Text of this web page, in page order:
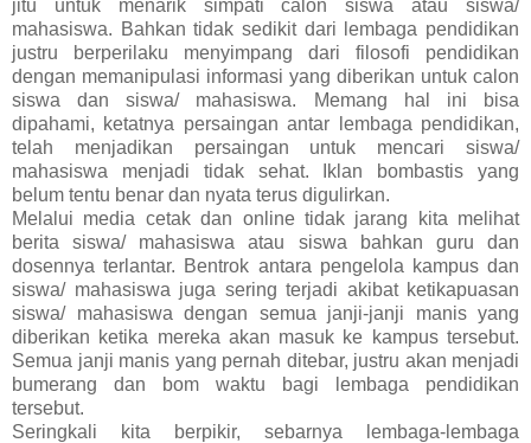
jitu untuk menarik simpati calon siswa atau siswa/
mahasiswa. Bahkan tidak sedikit dari lembaga pendidikan
justru berperilaku menyimpang dari filosofi pendidikan
dengan memanipulasi informasi yang diberikan untuk calon
siswa dan siswa/ mahasiswa. Memang hal ini bisa
dipahami, ketatnya persaingan antar lembaga pendidikan,
telah menjadikan persaingan untuk mencari siswa/
mahasiswa menjadi tidak sehat. Iklan bombastis yang
belum tentu benar dan nyata terus digulirkan.
Melalui media cetak dan online tidak jarang kita melihat
berita siswa/ mahasiswa atau siswa bahkan guru dan
dosennya terlantar. Bentrok antara pengelola kampus dan
siswa/ mahasiswa juga sering terjadi akibat ketikapuasan
siswa/ mahasiswa dengan semua janji-janji manis yang
diberikan ketika mereka akan masuk ke kampus tersebut.
Semua janji manis yang pernah ditebar, justru akan menjadi
bumerang dan bom waktu bagi lembaga pendidikan
tersebut.
Seringkali kita berpikir, sebarnya lembaga-lembaga